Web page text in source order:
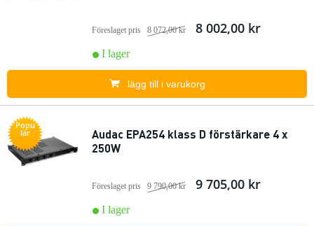
Föreslaget pris 8 072,00 kr 8 002,00 kr
I lager
lägg till i varukorg
Popu
lär
Audac EPA254 klass D förstärkare 4 x
250W
Föreslaget pris 9 790,00 kr 9 705,00 kr
I lager